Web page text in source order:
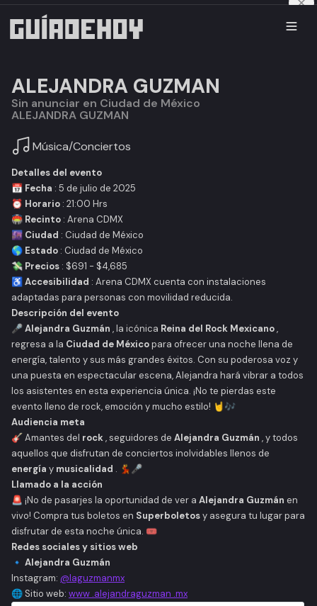
ALEJANDRA GUZMAN
Sin anunciar en Ciudad de México
ALEJANDRA GUZMAN
Música/Conciertos
Detalles del evento
📅 Fecha : 5 de julio de 2025
⏰ Horario : 21:00 Hrs
🏟️ Recinto : Arena CDMX
🌆 Ciudad : Ciudad de México
🌎 Estado : Ciudad de México
💸 Precios : $691 - $4,685
♿ Accesibilidad : Arena CDMX cuenta con instalaciones
adaptadas para personas con movilidad reducida.
Descripción del evento
🎤Alejandra Guzmán , la icónica Reina del Rock Mexicano,
regresa a la Ciudad de Méxicopara ofrecer una noche llena de
energía, talento y sus más grandes éxitos. Con su poderosa voz y
una puesta en espectacular escena, Alejandra hará vibrar a todos
los asistentes en esta experiencia única. ¡No te pierdas este
evento lleno de rock, emoción y mucho estilo! 🤘🎶
Audiencia meta
🎸 Amantes del rock, seguidores de Alejandra Guzmán , y todos
aquellos que disfrutan de conciertos inolvidables llenos de
energía y musicalidad . 💃🎤
Llamado a la acción
🚨 ¡No de pasarjes la oportunidad de ver a Alejandra Guzmán en
vivo! Compra tus boletos en Superboletosy asegura tu lugar para
disfrutar de esta noche única. 🎟️
Redes sociales y sitios web
🔹 Alejandra Guzmán
Instagram: @laguzmanmx
🌐 Sitio web: www .alejandraguzman .mx